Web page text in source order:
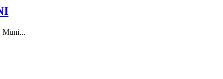
Muni...